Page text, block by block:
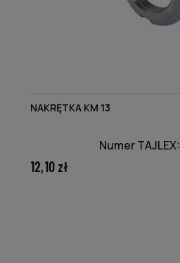
NAKRĘTKA KM 13
Numer TAJLEX:
12,10 zł